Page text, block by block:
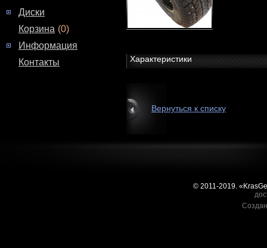
Диски
Корзина (0)
Информация
Контакты
Характеристики
Вернуться к списку
© 2011-2019.